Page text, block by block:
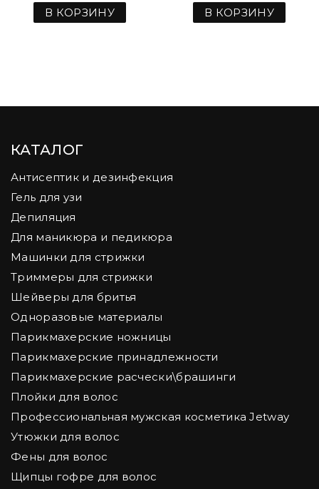
В КОРЗИНУ В КОРЗИНУ
КАТАЛОГ
Антисептик и дезинфекция
Гель для узи
Депиляция
Для маникюра и педикюра
Машинки для стрижки
Триммеры для стрижки
Шейверы для бритья
Одноразовые материалы
Парикмахерские ножницы
Парикмахерские принадлежности
Парикмахерские расчески\брашинги
Плойки для волос
Профессиональная мужская косметика Jetway
Утюжки для волос
Фены для волос
Щипцы гофре для волос